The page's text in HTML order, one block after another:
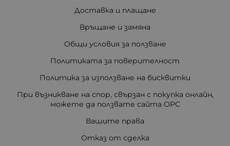
Доставка и плащане
Връщане и замяна
Общи условия за ползване
Политиката за поверителност
Политика за използване на бисквитки
При възникване на спор, свързан с покупка онлайн,
можете да ползвате сайта ОРС
Вашите права
Отказ от сделка